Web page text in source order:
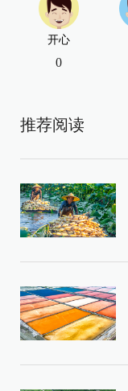
开心
0
推荐阅读